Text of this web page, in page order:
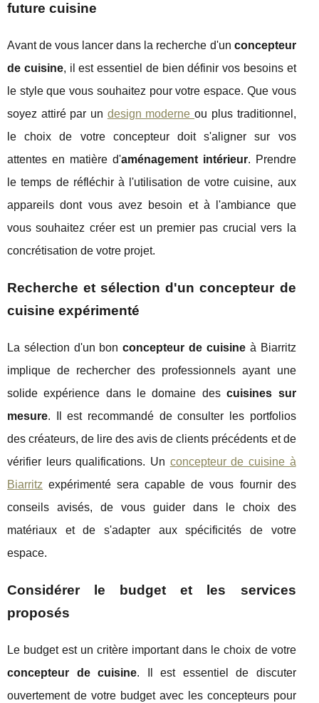
future cuisine
Avant de vous lancer dans la recherche d'un concepteur
de cuisine, il est essentiel de bien définir vos besoins et
le style que vous souhaitez pour votre espace. Que vous
soyez attiré par un design moderneou plus traditionnel,
le choix de votre concepteur doit s'aligner sur vos
attentes en matière d'aménagement intérieur. Prendre
le temps de réfléchir à l'utilisation de votre cuisine, aux
appareils dont vous avez besoin et à l'ambiance que
vous souhaitez créer est un premier pas crucial vers la
concrétisation de votre projet.
Recherche et sélection d'un concepteur de
cuisine expérimenté
La sélection d'un bonconcepteur de cuisineà Biarritz
implique de rechercher des professionnels ayant une
solide expérience dans le domaine descuisines sur
mesure. Il est recommandé de consulter les portfolios
des créateurs, de lire des avis de clients précédents et de
vérifier leurs qualifications. Un concepteur de cuisine à
Biarritz expérimenté sera capable de vous fournir des
conseils avisés, de vous guider dans le choix des
matériaux et de s'adapter aux spécificités de votre
espace.
Considérer le budget et les services
proposés
Le budget est un critère important dans le choix de votre
concepteur de cuisine. Il est essentiel de discuter
ouvertement de votre budget avec les concepteurs pour